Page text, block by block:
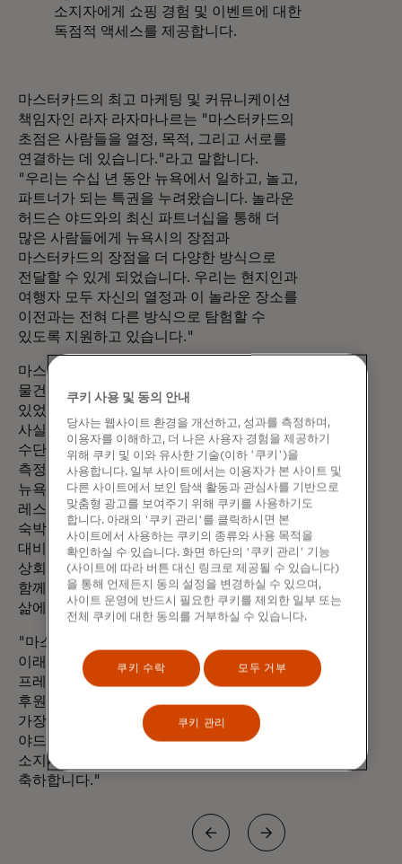
소지자에게 쇼핑 경험 및 이벤트에 대한
독점적 액세스를 제공합니다.
마스터카드의 최고 마케팅 및 커뮤니케이션
책임자인 라자 라자마나르는 "마스터카드의
초점은 사람들을 열정, 목적, 그리고 서로를
연결하는 데 있습니다."라고 말합니다.
"우리는 수십 년 동안 뉴욕에서 일하고, 놀고,
파트너가 되는 특권을 누려왔습니다. 놀라운
허드슨 야드와의 최신 파트너십을 통해 더
많은 사람들에게 뉴욕시의 장점과
마스터카드의 장점을 더 다양한 방식으로
전달할 수 있게 되었습니다. 우리는 현지인과
여행자 모두 자신의 열정과 이 놀라운 장소를
이전과는 전혀 다른 방식으로 탐험할 수
있도록 지원하고 있습니다."
마스터카드는 오랫동안 공유된 경험이
물건보다 더 중요하다는 사실을 알고
있었으며, 팬데믹으로 인해 많은 사람들이 이
사실을 새삼 깨닫게 되었습니다. 모든 결제
수단에 걸쳐 매장 및 온라인 소매 매출을
측정하는 마스터카드 스펜딩펄스에 따르면,
뉴욕 주민과 방문객들은 지난해 뉴욕의
레스토랑에서 9.1달러(% )를 더 지출했고,
숙박업에서는 5.7달러(% )를 더 지출해 전년
대비 전체 소매 매출 성장률**을
상회했습니다. 이러한 경험의 르네상스는
함께하는 것의 지속적인 가치와 소비자의
삶에서 경험의 필수적인 역할을 강조합니다.
"마스터카드는 2019년 파트너십을 시작한
이래 뉴욕시 관광 + 컨벤션의 사장 겸 CEO인
프레드 딕슨은 뉴욕시 관광 산업의 주요
후원자였습니다."라고 말했습니다. "뉴욕에서
가장 흥미로운 새로운 지역 중 하나인 허드슨
야드와의 파트너십을 통해 광범위한 카드
소지자에게 특별한 경험을 제공하게 된 것을
축하합니다."
쿠키 사용 및 동의 안내
당사는 웹사이트 환경을 개선하고, 성과를 측정하며,
이용자를 이해하고, 더 나은 사용자 경험을 제공하기
위해 쿠키 및 이와 유사한 기술(이하 '쿠키')을
사용합니다. 일부 사이트에서는 이용자가 본 사이트 및
다른 사이트에서 보인 탐색 활동과 관심사를 기반으로
맞춤형 광고를 보여주기 위해 쿠키를 사용하기도
합니다. 아래의 '쿠키 관리'를 클릭하시면 본
사이트에서 사용하는 쿠키의 종류와 사용 목적을
확인하실 수 있습니다. 화면 하단의 '쿠키 관리' 기능
(사이트에 따라 버튼 대신 링크로 제공될 수 있습니다)
을 통해 언제든지 동의 설정을 변경하실 수 있으며,
사이트 운영에 반드시 필요한 쿠키를 제외한 일부 또는
전체 쿠키에 대한 동의를 거부하실 수 있습니다.
쿠키 수락 모두 거부
쿠키 관리